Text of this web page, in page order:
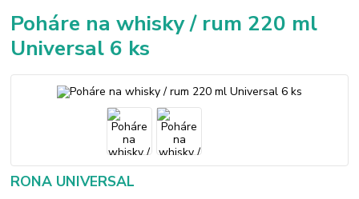
Poháre na whisky / rum 220 ml
Universal 6 ks
RONA UNIVERSAL